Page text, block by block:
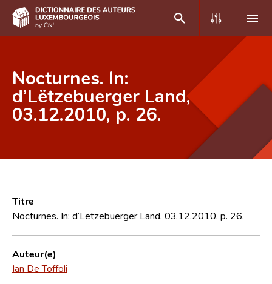
DE FR
Accueil
Recherche avancée
CNL
Équipe scientifique
Contact
Nocturnes. In:
d’Lëtzebuerger Land,
03.12.2010, p. 26.
Titre
Nocturnes. In: d’Lëtzebuerger Land, 03.12.2010, p. 26.
Auteur(e)
Ian De Toffoli